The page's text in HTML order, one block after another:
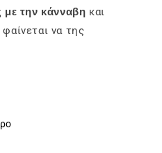
με την κάνναβη και
να της